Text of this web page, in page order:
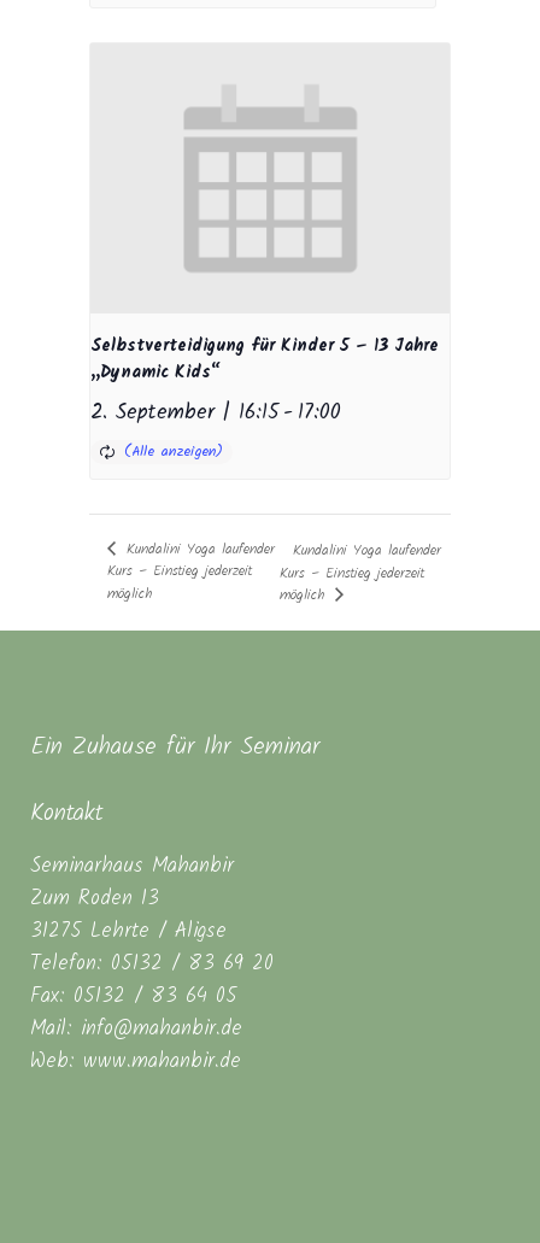
Selbstverteidigung für Kinder 5 – 13 Jahre
„Dynamic Kids“
2. September | 16:15-17:00
Kundalini Yoga laufender
Kurs – Einstieg jederzeit
möglich
Kundalini Yoga laufender
Kurs – Einstieg jederzeit
möglich
Ein Zuhause für Ihr Seminar
Kontakt
Seminarhaus Mahanbir
Zum Roden 13
31275 Lehrte / Aligse
Telefon: 05132 / 83 69 20
Fax: 05132 / 83 64 05
Mail: info@mahanbir.de
Web: www.mahanbir.de